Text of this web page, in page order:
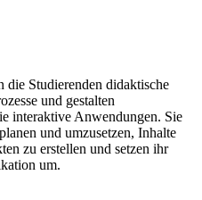
die Studierenden didaktische
und gestalten
interaktive Anwendungen. Sie
und umzusetzen, Inhalte
zu erstellen und setzen ihr
um.